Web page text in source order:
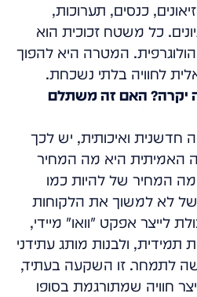
כנסים, תערוכות,
כל משטח זכוכית הוא
המטרה היא להפוך
לחוויה בלתי נשכחת.
יקרה? האם זה משתלם
חדשנית ואיכותית, יש לכך
האמיתית היא מה המחיר
המחיר של להיות כמו
לא למשוך את הלקוחות
לייצר אפקט
וואו
מיידי,
תמידית, ולבנות מותג עתידני
לתמחר. זו השקעה בעתיד,
חוויה שמתורגמת בסופו